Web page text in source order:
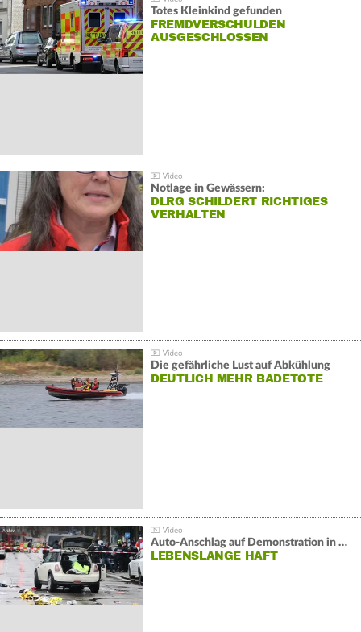
Totes Kleinkind gefunden
FREMDVERSCHULDEN
AUSGESCHLOSSEN
Notlage in Gewässern:
DLRG SCHILDERT RICHTIGES
VERHALTEN
Die gefährliche Lust auf Abkühlung
DEUTLICH MEHR BADETOTE
Auto-Anschlag auf Demonstration in München:
LEBENSLANGE HAFT